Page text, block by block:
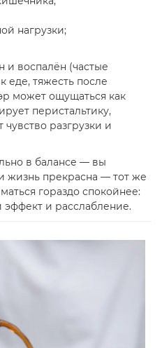
нагрузки;
и воспалён (частые
еде, тяжесть после
может ощущаться как
перистальтику,
чувство разгрузки и
в балансе — вы
жизнь прекрасна — тот же
гораздо спокойнее:
и расслабление.